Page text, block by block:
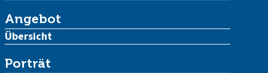
Angebot
Übersicht
Porträt